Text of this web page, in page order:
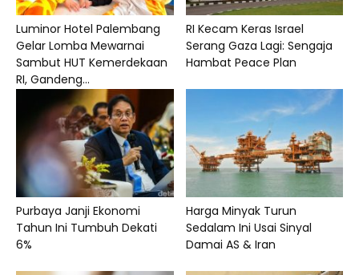
Luminor Hotel Palembang
Gelar Lomba Mewarnai
Sambut HUT Kemerdekaan
RI, Gandeng...
RI Kecam Keras Israel
Serang Gaza Lagi: Sengaja
Hambat Peace Plan
Purbaya Janji Ekonomi
Tahun Ini Tumbuh Dekati
6%
Harga Minyak Turun
Sedalam Ini Usai Sinyal
Damai AS & Iran